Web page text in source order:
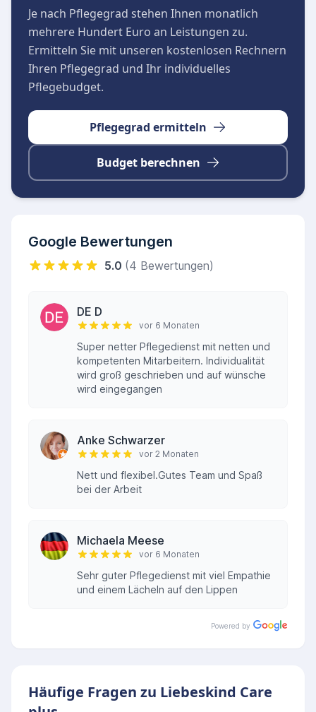
Je nach Pflegegrad stehen Ihnen monatlich
mehrere Hundert Euro an Leistungen zu.
Ermitteln Sie mit unseren kostenlosen Rechnern
Ihren Pflegegrad und Ihr individuelles
Pflegebudget.
Pflegegrad ermitteln
Budget berechnen
Google Bewertungen
5.0 (4 Bewertungen)
DE D
vor 6 Monaten
Super netter Pflegedienst mit netten und
kompetenten Mitarbeitern. Individualität
wird groß geschrieben und auf wünsche
wird eingegangen
Anke Schwarzer
vor 2 Monaten
Nett und flexibel.Gutes Team und Spaß
bei der Arbeit
Michaela Meese
vor 6 Monaten
Sehr guter Pflegedienst mit viel Empathie
und einem Lächeln auf den Lippen
Powered by
Häufige Fragen zu Liebeskind Care